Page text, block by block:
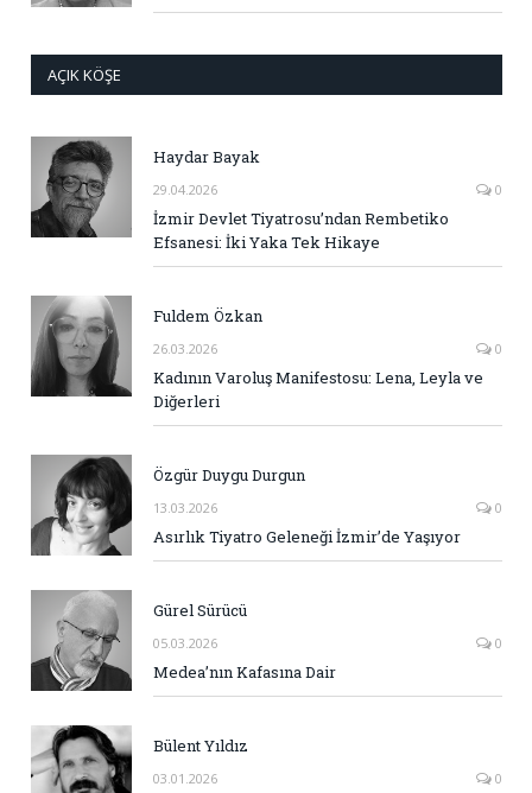
AÇIK KÖŞE
Haydar Bayak
29.04.2026 0
İzmir Devlet Tiyatrosu’ndan Rembetiko
Efsanesi: İki Yaka Tek Hikaye
Fuldem Özkan
26.03.2026 0
Kadının Varoluş Manifestosu: Lena, Leyla ve
Diğerleri
Özgür Duygu Durgun
13.03.2026 0
Asırlık Tiyatro Geleneği İzmir’de Yaşıyor
Gürel Sürücü
05.03.2026 0
Medea’nın Kafasına Dair
Bülent Yıldız
03.01.2026 0